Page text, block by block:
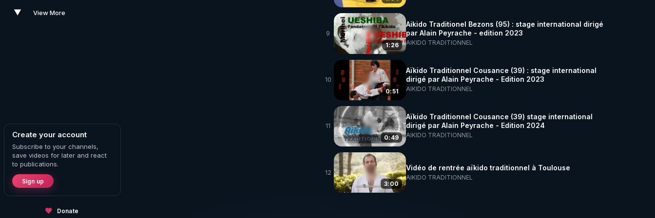
▼ View More
Create your account
Subscribe to your channels,
save videos for later and react
to publications.
Sign up
Donate
9
1:26
Aikido Traditionel Bezons (95) : stage international dirigé
par Alain Peyrache - edition 2023
AIKIDO TRADITIONNEL
10
0:51
Aïkido Traditionnel Cousance (39) : stage international
dirigé par Alain Peyrache - Edition 2023
AIKIDO TRADITIONNEL
11
0:49
Aïkido Traditionnel Cousance (39) stage international
dirigé par Alain Peyrache - Edition 2024
AIKIDO TRADITIONNEL
12
3:00
Vidéo de rentrée aïkido traditionnel à Toulouse
AIKIDO TRADITIONNEL